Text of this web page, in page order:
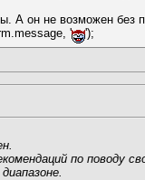
А он не возможен без
'
');
по поводу